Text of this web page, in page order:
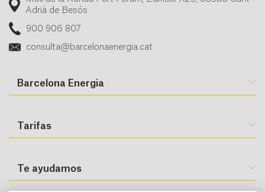
Adrià de Besós
900 906 807
consulta@barcelonaenergia.cat
Barcelona Energia
Tarifas
Te ayudamos